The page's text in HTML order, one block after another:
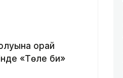
орай
«Төле би»